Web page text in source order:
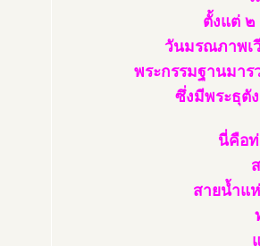
ตั้งแต่
วันมรณภาพเ
พระกรรมฐานมา
ซึ่งมีพระธุตั
นี่คือ
สายน้ำแ